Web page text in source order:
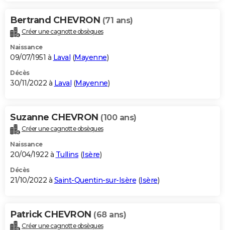
Bertrand CHEVRON (71 ans)
Créer une cagnotte obsèques
Naissance
09/07/1951 à Laval (Mayenne)
Décès
30/11/2022 à Laval (Mayenne)
Suzanne CHEVRON (100 ans)
Créer une cagnotte obsèques
Naissance
20/04/1922 à Tullins (Isère)
Décès
21/10/2022 à Saint-Quentin-sur-Isère (Isère)
Patrick CHEVRON (68 ans)
Créer une cagnotte obsèques